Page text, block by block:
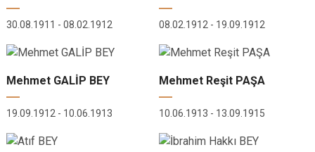
30.08.1911 - 08.02.1912 08.02.1912 - 19.09.1912
Mehmet GALİP BEY
19.09.1912 - 10.06.1913
Mehmet Reşit PAŞA
10.06.1913 - 13.09.1915